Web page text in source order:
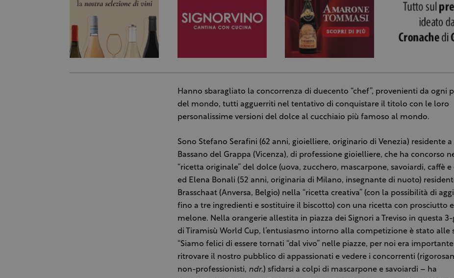
Hanno sbaragliato la concorrenza di duecento “chef”, provenienti da ogni
del mondo, tutti agguerriti nel tentativo di conquistare il titolo con le loro
personalissime versioni del dolce al cucchiaio più famoso al mondo.
Sono Stefano Serafini (62 anni, gioielliere, originario di Venezia) residente a
Bassano del Grappa (Vicenza), di professione gioielliere, che ha concorso
“ricetta originale” del dolce (uova, zucchero, mascarpone, savoiardi, caffè e
ed Elena Bonali (52 anni, originaria di Milano, insegnante di nuoto)
Brasschaat (Anversa, Belgio) nella “ricetta creativa” (con la possibilità di
fino a tre ingredienti e sostituire il biscotto) con una ricetta con prosciutto e
melone. Nella orangerie allestita in piazza dei Signori a Treviso in questa
di Tiramisù World Cup, l’entusiasmo intorno alla competizione è stato alle
“Siamo felici di essere tornati “dal vivo” nelle piazze, per noi era importante
ritrovare il nostro pubblico di appassionati e vedere i concorrenti
non-professionisti, ndr.) sfidarsi a colpi di mascarpone e savoiardi – ha